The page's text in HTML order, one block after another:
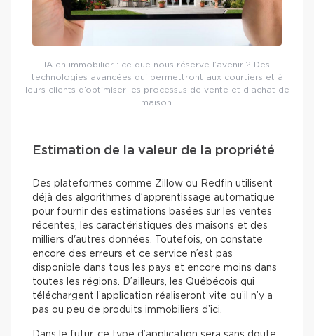
IA en immobilier : ce que nous réserve l’avenir ? Des
technologies avancées qui permettront aux courtiers et à
leurs clients d’optimiser les processus de vente et d’achat de
maison.
Estimation de la valeur de la propriété
Des plateformes comme Zillow ou Redfin utilisent
déjà des algorithmes d’apprentissage automatique
pour fournir des estimations basées sur les ventes
récentes, les caractéristiques des maisons et des
milliers d'autres données. Toutefois, on constate
encore des erreurs et ce service n’est pas
disponible dans tous les pays et encore moins dans
toutes les régions. D’ailleurs, les Québécois qui
téléchargent l’application réaliseront vite qu’il n’y a
pas ou peu de produits immobiliers d’ici.